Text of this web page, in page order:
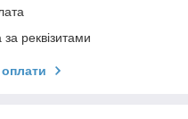
реквізитами